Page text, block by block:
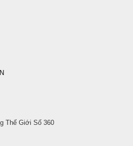
Thế Giới Số 360